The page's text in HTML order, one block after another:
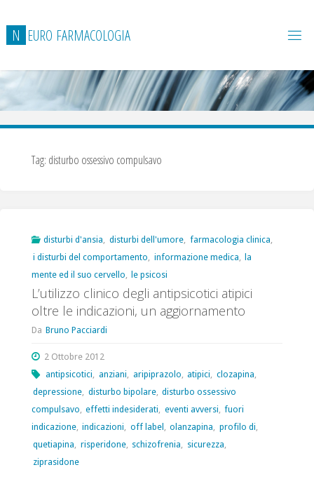
contenuto
N EURO FARMACOLOGIA
Tag: disturbo ossessivo compulsavo
disturbi d'ansia, disturbi dell'umore, farmacologia clinica,
i disturbi del comportamento, informazione medica, la
mente ed il suo cervello, le psicosi
L’utilizzo clinico degli antipsicotici atipici
oltre le indicazioni, un aggiornamento
Da Bruno Pacciardi
2 Ottobre 2012
antipsicotici, anziani, aripiprazolo, atipici, clozapina,
depressione, disturbo bipolare, disturbo ossessivo
compulsavo, effetti indesiderati, eventi avversi, fuori
indicazione, indicazioni, off label , olanzapina, profilo di,
quetiapina, risperidone, schizofrenia, sicurezza,
ziprasidone